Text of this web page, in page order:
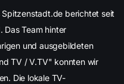
berichtet seit
Das Team hinter
und ausgebildeten
TV / V.TV" konnten wir
Die lokale TV-